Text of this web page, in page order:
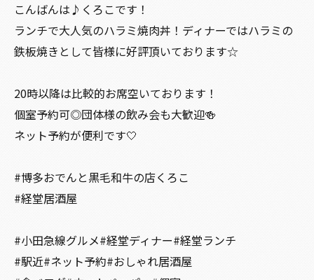
こんばんは♪くろこです！
ランチで大人気のハラミ焼肉丼！ディナーではハラミの
鉄板焼きとして皆様に好評頂いております☆
20時以降は比較的お席空いております！
個室予約可◎団体様の飲み会も大歓迎🍻
ネット予約が便利です🤍
#博多おでんと黒毛和牛の店くろこ
#経堂居酒屋
#小田急線グルメ#経堂ディナー#経堂ランチ
#駅近#ネット予約#おしゃれ居酒屋